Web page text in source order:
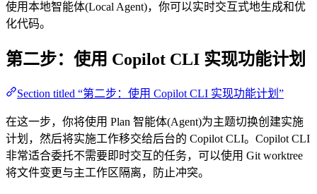
使用本地智能体(Local Agent)，你可以实时交互式地生成和优
化代码。
第二步：使用 Copilot CLI 实现功能计划
Section titled “第二步：使用 Copilot CLI 实现功能计划”
在这一步，你将使用 Plan 智能体(Agent)为主题切换创建实施
计划，然后将实施工作移交给后台的 Copilot CLI。Copilot CLI
非常适合委托不需要即时交互的任务，可以使用 Git worktree
将文件变更与主工作区隔离，防止冲突。